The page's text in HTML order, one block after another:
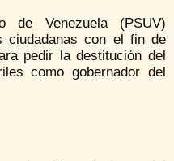
de Venezuela (PSUV)
ciudadanas con el fin de
pedir la destitución del
como gobernador del